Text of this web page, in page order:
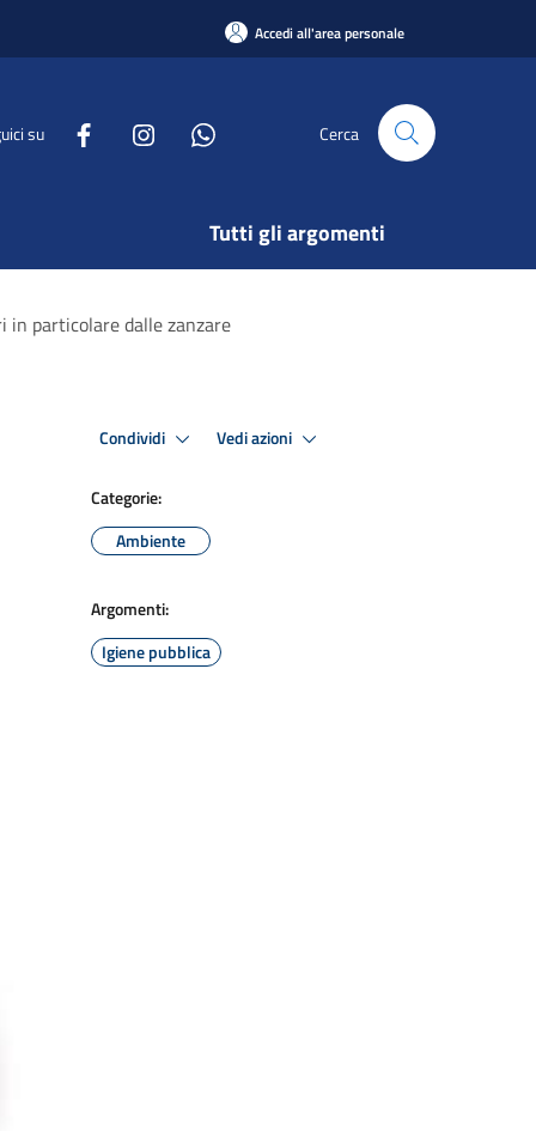
Accedi all'area personale
su Cerca
Tutti gli argomenti
particolare dalle zanzare
Condividi Vedi azioni
Categorie:
Ambiente
Argomenti:
Igiene pubblica